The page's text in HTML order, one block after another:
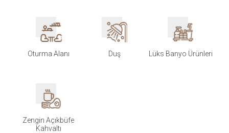
Oturma Alanı Duş Lüks Banyo Ürünleri
Zengin Açıkbüfe
Kahvaltı